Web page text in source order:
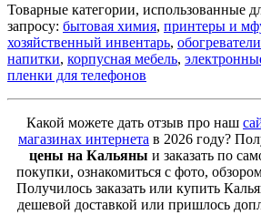
Товарные категории, использованные
запросу: бытовая химия, принтеры и
хозяйственный инвентарь, обогреватели
напитки, корпусная мебель,
пленки для телефонов
Какой можете дать отзыв про наш
магазинах интернета в 2026 году?
цены на Кальяны и заказать по
покупки, ознакомиться с фото,
Получилось заказать или купить
дешевой доставкой или пришлось